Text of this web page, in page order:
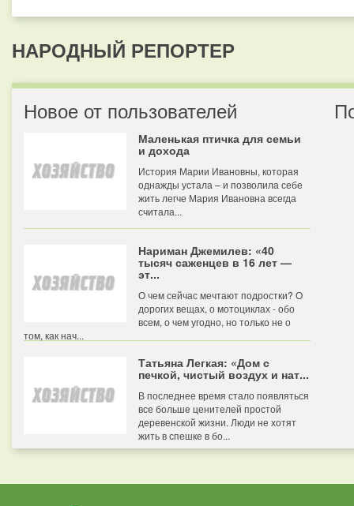
НАРОДНЫЙ РЕПОРТЕР
Новое от пользователей
Маленькая птичка для семьи
и дохода
История Марии Ивановны, которая
однажды устала – и позволила себе
жить легче Мария Ивановна всегда
считала...
Нариман Джемилев: «40
тысяч саженцев в 16 лет —
эт...
О чем сейчас мечтают подростки? О
дорогих вещах, о мотоциклах - обо
всем, о чем угодно, но только не о
том, как нач...
Татьяна Легкая: «Дом с
печкой, чистый воздух и нат...
В последнее время стало появляться
все больше ценителей простой
деревенской жизни. Люди не хотят
жить в спешке в бо...